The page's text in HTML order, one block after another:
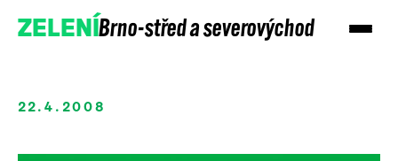
ZELENÍBrno-střed a severovýchod
22.4.2008